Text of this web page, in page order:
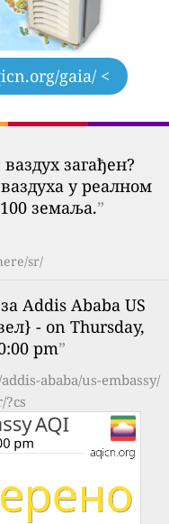
gaia/ <
загађен?
у реалном
земаља.”
sr/
Addis Ababa US
- on Thursday,
pm”
ababa/us-embassy/
?cs